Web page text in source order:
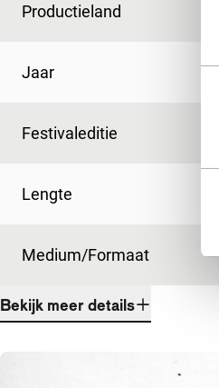
Productieland
Jaar
Festivaleditie
Lengte
Medium/Formaat
Bekijk meer details